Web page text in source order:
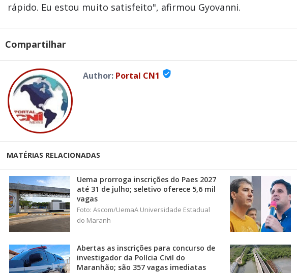
rápido. Eu estou muito satisfeito", afirmou Gyovanni.
Compartilhar
Author: Portal CN1 verified_user
MATÉRIAS RELACIONADAS
Uema prorroga inscrições do Paes 2027
até 31 de julho; seletivo oferece 5,6 mil
vagas
Foto: Ascom/UemaA Universidade Estadual
do Maranh
Abertas as inscrições para concurso de
investigador da Polícia Civil do
Maranhão; são 357 vagas imediatas